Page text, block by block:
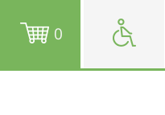
0